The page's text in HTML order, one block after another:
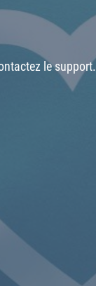
le support.